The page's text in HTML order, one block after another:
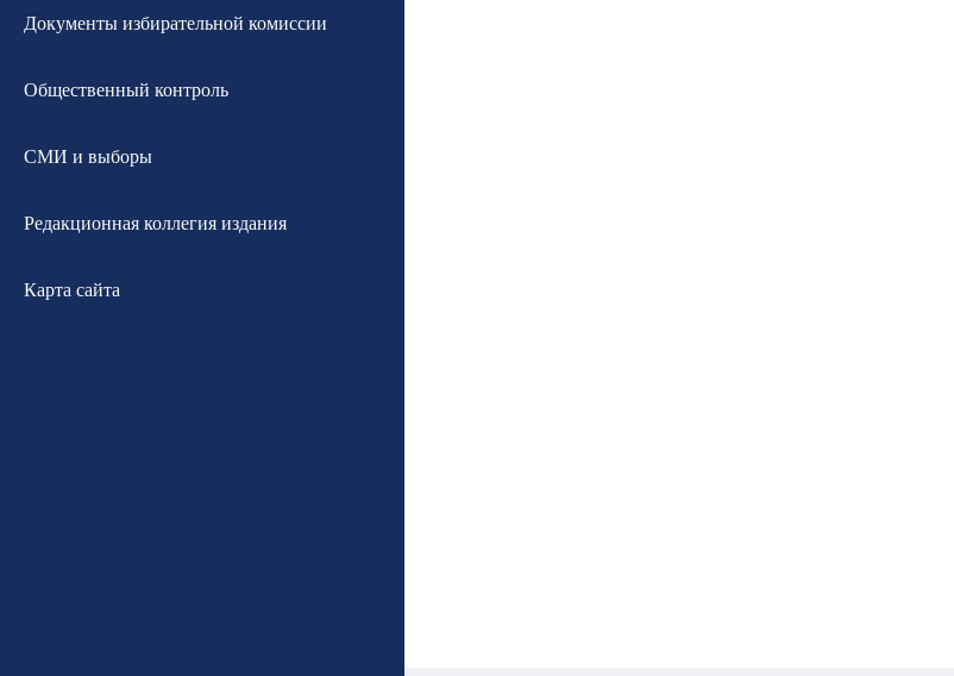
Документы избирательной комиссии
Общественный контроль
СМИ и выборы
Редакционная коллегия издания
Карта сайта